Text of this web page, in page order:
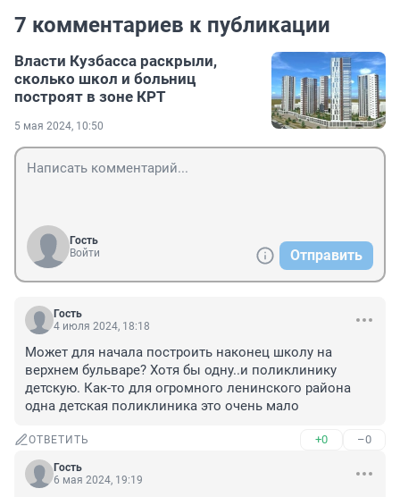
7 комментариев к публикации
Власти Кузбасса раскрыли,
сколько школ и больниц
построят в зоне КРТ
5 мая 2024, 10:50
Гость
Войти
Отправить
Гость
4 июля 2024, 18:18
Может для начала построить наконец школу на
верхнем бульваре? Хотя бы одну..и поликлинику
детскую. Как-то для огромного ленинского района
одна детская поликлиника это очень мало
ОТВЕТИТЬ +0 –0
Гость
6 мая 2024, 19:19